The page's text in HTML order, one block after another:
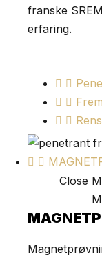
franske
erfaring.
Close